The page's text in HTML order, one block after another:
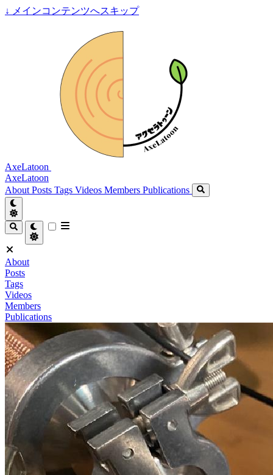
↓ メインコンテンツへスキップ
AxeLatoon
AxeLatoon
About Posts Tags Videos Members Publications
About
Posts
Tags
Videos
Members
Publications